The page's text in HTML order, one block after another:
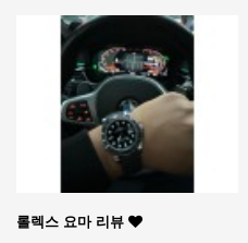
롤렉스 요마 리뷰